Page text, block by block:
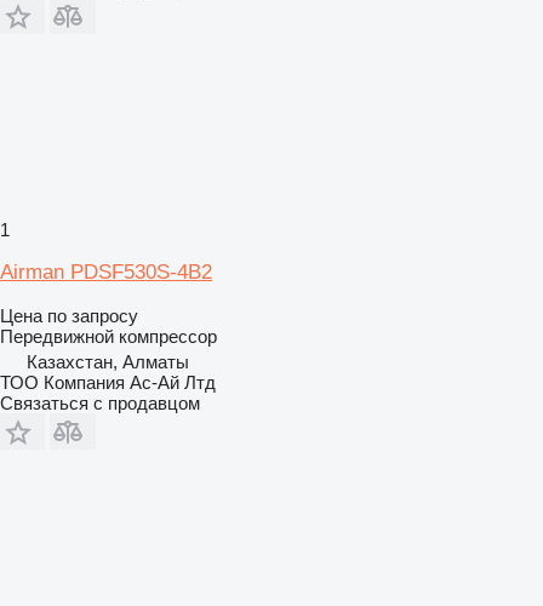
1
Airman PDSF530S-4B2
Цена по запросу
Передвижной компрессор
Казахстан, Алматы
ТОО Компания Ас-Ай Лтд
Связаться с продавцом